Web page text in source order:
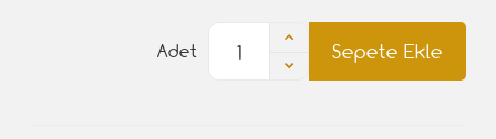
Sepete Ekle
Adet